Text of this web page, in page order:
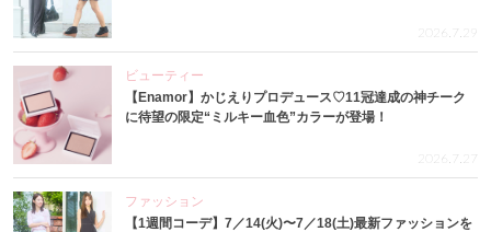
2026.7.29
ビューティー
【Enamor】かじえりプロデュース♡11冠達成の神チーク
に待望の限定“ミルキー血色”カラーが登場！
2026.7.27
ファッション
【1週間コーデ】7／14(火)〜7／18(土)最新ファッションを